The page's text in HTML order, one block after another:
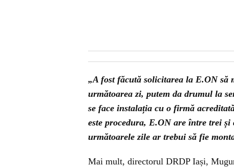
„A fost făcută solicitarea la E.ON să
următoarea zi, putem da drumul la
se face instalația cu o firmă
este procedura, E.ON are între trei
următoarele zile ar trebui să fie
Mai mult, directorul DRDP Iași,